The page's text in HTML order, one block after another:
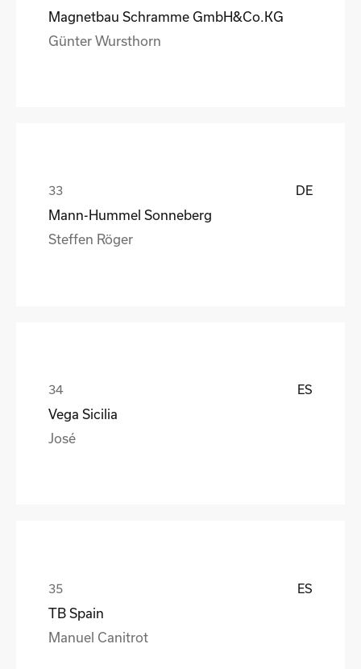
Magnetbau Schramme GmbH&Co.KG
Günter Wursthorn
DE
Mann-Hummel Sonneberg
Steffen Röger
ES
Vega Sicilia
José
ES
TB Spain
Manuel Canitrot